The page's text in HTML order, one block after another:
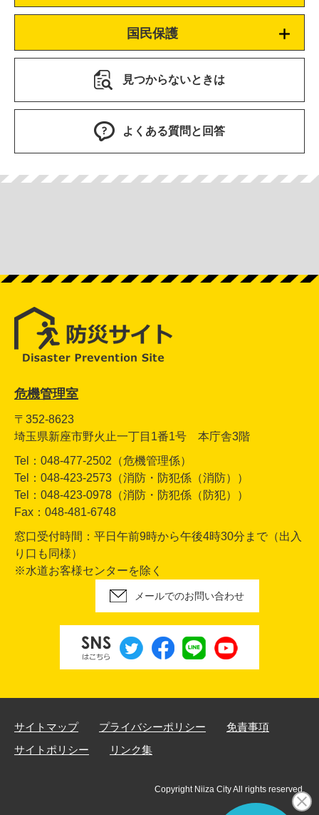
国民保護
見つからないときは
よくある質問と回答
危機管理室
〒352-8623
埼玉県新座市野火止一丁目1番1号 本庁舎3階
Tel：048-477-2502（危機管理係）
Tel：048-423-2573（消防・防犯係（消防））
Tel：048-423-0978（消防・防犯係（防犯））
Fax：048-481-6748
窓口受付時間：平日午前9時から午後4時30分まで（出入
り口も同様）
※水道お客様センターを除く
メールでのお問い合わせ
サイトマップ プライバシーポリシー
免責事項
サイトポリシー
リンク集
Copyright Niiza City All rights reserved.